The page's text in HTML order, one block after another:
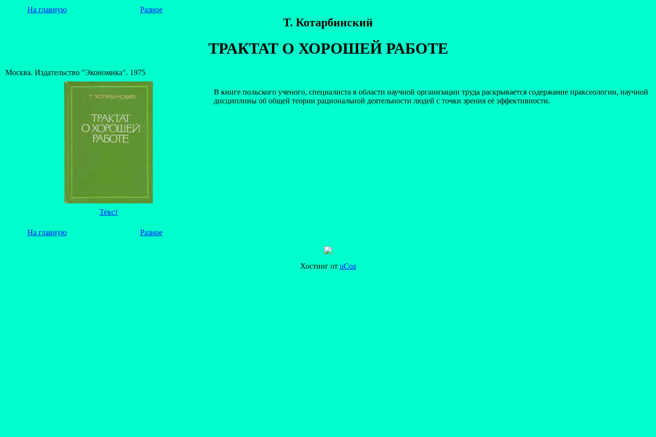
На главную Разное
Т. Котарбинский
ТРАКТАТ О ХОРОШЕЙ РАБОТЕ
Москва. Издательство "Экономика". 1975
В книге польского ученого, специалиста в области научной организации труда раскрывается содержание праксеологии, научной
дисциплины об общей теории рациональной деятельности людей с точки зрения её эффективности.
Текст
На главную Разное
Хостинг от uCoz